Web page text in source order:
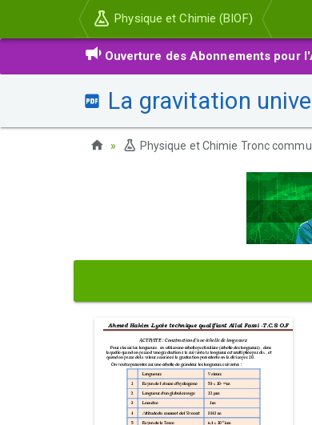
Physique et Chimie (BIOF)
Ouverture des Abonnements pour
La gravitation
Physique et Chimie Tronc